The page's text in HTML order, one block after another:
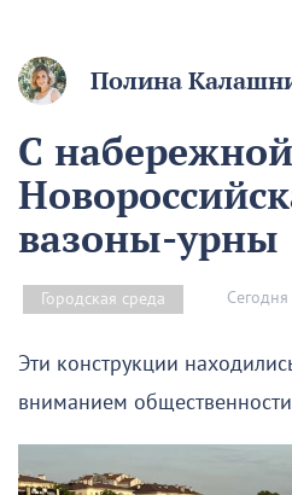
Полина
С набережной
вазоны-урны
Городская среда
Эти конструкции
вниманием